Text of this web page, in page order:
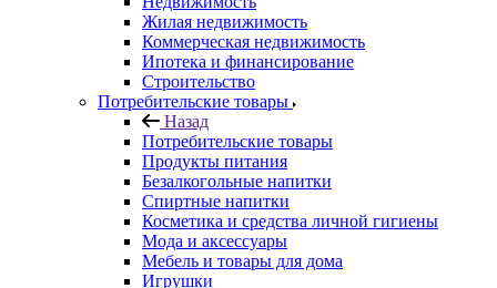
Жилая недвижимость
Коммерческая недвижимость
Ипотека и финансирование
Строительство
Потребительские товары
Назад
Потребительские товары
Продукты питания
Безалкогольные напитки
Спиртные напитки
Косметика и средства личной гигиены
Мода и аксессуары
Мебель и товары для дома
Игрушки